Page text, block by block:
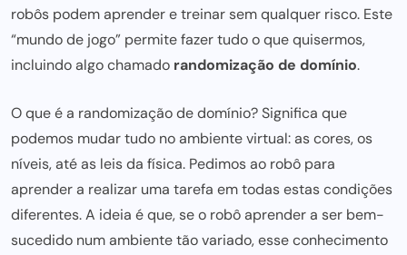
robôs podem aprender e treinar sem qualquer risco. Este
“mundo de jogo” permite fazer tudo o que quisermos,
incluindo algo chamado randomização de domínio.
O que é a randomização de domínio? Significa que
podemos mudar tudo no ambiente virtual: as cores, os
níveis, até as leis da física. Pedimos ao robô para
aprender a realizar uma tarefa em todas estas condições
diferentes. A ideia é que, se o robô aprender a ser bem-
sucedido num ambiente tão variado, esse conhecimento